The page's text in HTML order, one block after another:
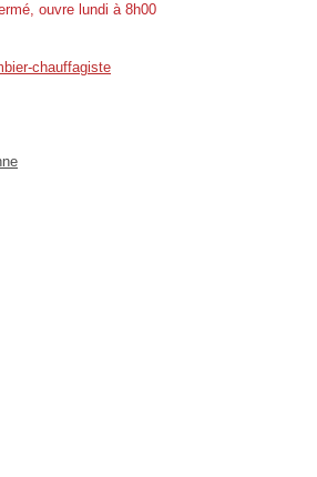
ouvre lundi à 8h00
chauffagiste